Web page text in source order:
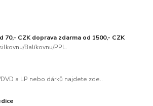
70,- CZK doprava zdarma od 1500,- CZK
Balíkovnu/PPL.
a LP nebo dárků najdete zde..